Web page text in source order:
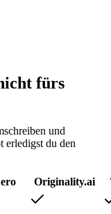
fürs
und
erledigst du den
Originality.ai